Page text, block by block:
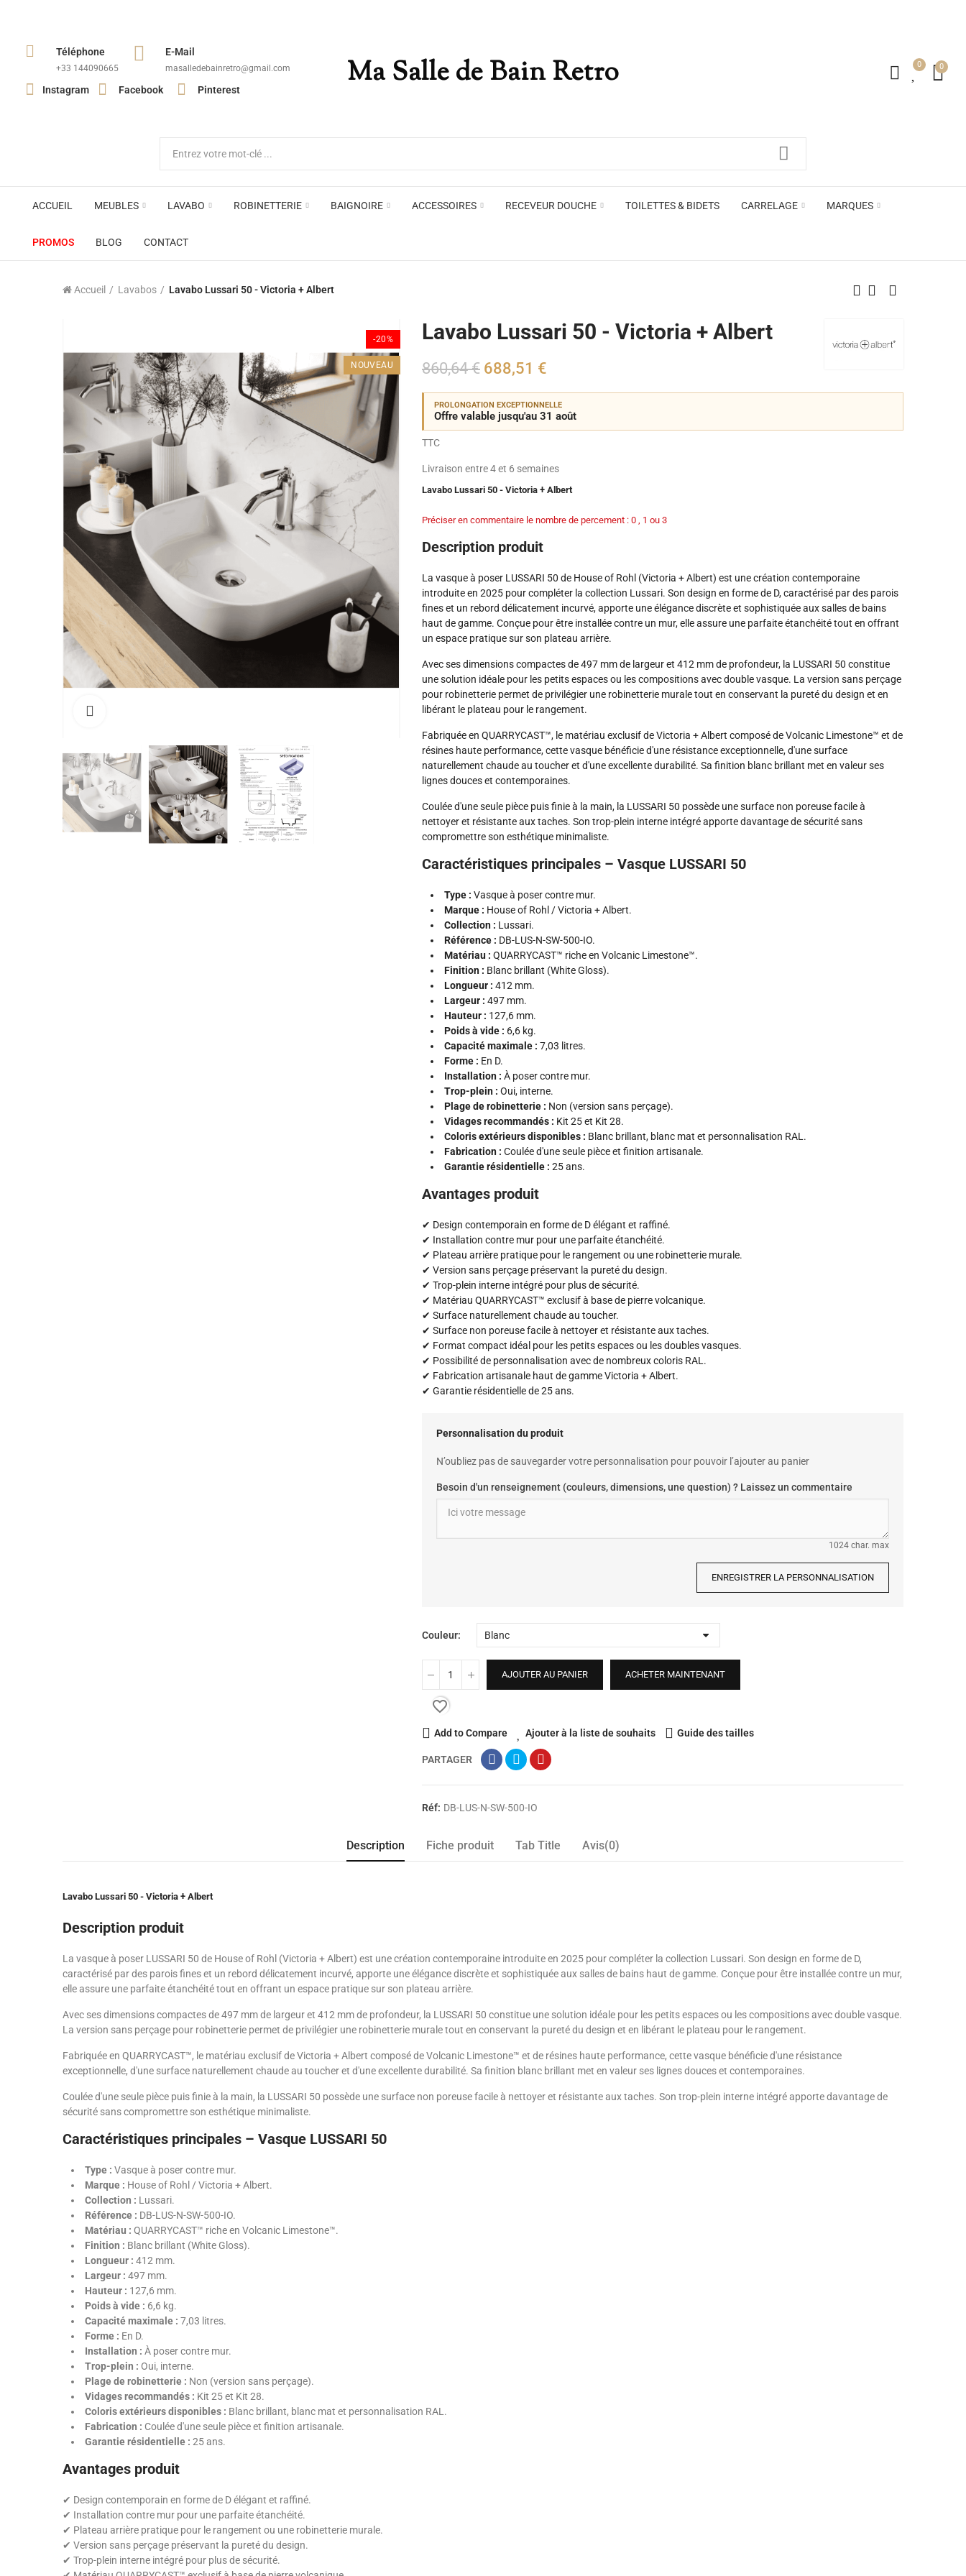
Téléphone
+33 144090665​
E-Mail
masalledebainretro@gmail.com
Instagram Facebook Pinterest Ma Salle de Bain Retro 0 0
ACCUEIL MEUBLES LAVABO ROBINETTERIE BAIGNOIRE ACCESSOIRES RECEVEUR DOUCHE TOILETTES & BIDETS CARRELAGE MARQUES
Voir toute la marque →
PROMOS BLOG CONTACT
Appliques murales Miroirs ACB
Accueil Lavabos Lavabo Lussari 50 - Victoria + Albert
-20%
NOUVEAU
Lavabo Lussari 50 - Victoria + Albert
860,64 € 688,51 €
PROLONGATION EXCEPTIONNELLE
Offre valable jusqu'au 31 août
TTC
Livraison entre 4 et 6 semaines
Lavabo Lussari 50 - Victoria + Albert
Préciser en commentaire le nombre de percement : 0 , 1 ou 3
Description produit
La vasque à poser LUSSARI 50 de House of Rohl (Victoria + Albert) est une création contemporaine
introduite en 2025 pour compléter la collection Lussari. Son design en forme de D, caractérisé par des parois
fines et un rebord délicatement incurvé, apporte une élégance discrète et sophistiquée aux salles de bains
haut de gamme. Conçue pour être installée contre un mur, elle assure une parfaite étanchéité tout en offrant
un espace pratique sur son plateau arrière.
Avec ses dimensions compactes de 497 mm de largeur et 412 mm de profondeur, la LUSSARI 50 constitue
une solution idéale pour les petits espaces ou les compositions avec double vasque. La version sans perçage
pour robinetterie permet de privilégier une robinetterie murale tout en conservant la pureté du design et en
libérant le plateau pour le rangement.
Fabriquée en QUARRYCAST™, le matériau exclusif de Victoria + Albert composé de Volcanic Limestone™ et de
résines haute performance, cette vasque bénéficie d'une résistance exceptionnelle, d'une surface
naturellement chaude au toucher et d'une excellente durabilité. Sa finition blanc brillant met en valeur ses
lignes douces et contemporaines.
Coulée d'une seule pièce puis finie à la main, la LUSSARI 50 possède une surface non poreuse facile à
nettoyer et résistante aux taches. Son trop-plein interne intégré apporte davantage de sécurité sans
compromettre son esthétique minimaliste.
Caractéristiques principales – Vasque LUSSARI 50
Type : Vasque à poser contre mur.
Marque : House of Rohl / Victoria + Albert.
Collection : Lussari.
Référence : DB-LUS-N-SW-500-IO.
Matériau : QUARRYCAST™ riche en Volcanic Limestone™.
Finition : Blanc brillant (White Gloss).
Longueur : 412 mm.
Largeur : 497 mm.
Hauteur : 127,6 mm.
Poids à vide : 6,6 kg.
Capacité maximale : 7,03 litres.
Forme : En D.
Installation : À poser contre mur.
Trop-plein : Oui, interne.
Plage de robinetterie : Non (version sans perçage).
Vidages recommandés : Kit 25 et Kit 28.
Coloris extérieurs disponibles : Blanc brillant, blanc mat et personnalisation RAL.
Fabrication : Coulée d'une seule pièce et finition artisanale.
Garantie résidentielle : 25 ans.
Avantages produit
✔ Design contemporain en forme de D élégant et raffiné.
✔ Installation contre mur pour une parfaite étanchéité.
✔ Plateau arrière pratique pour le rangement ou une robinetterie murale.
✔ Version sans perçage préservant la pureté du design.
✔ Trop-plein interne intégré pour plus de sécurité.
✔ Matériau QUARRYCAST™ exclusif à base de pierre volcanique.
✔ Surface naturellement chaude au toucher.
✔ Surface non poreuse facile à nettoyer et résistante aux taches.
✔ Format compact idéal pour les petits espaces ou les doubles vasques.
✔ Possibilité de personnalisation avec de nombreux coloris RAL.
✔ Fabrication artisanale haut de gamme Victoria + Albert.
✔ Garantie résidentielle de 25 ans.
Personnalisation du produit
N’oubliez pas de sauvegarder votre personnalisation pour pouvoir l’ajouter au panier
Besoin d'un renseignement (couleurs, dimensions, une question) ? Laissez un commentaire
1024 char. max
ENREGISTRER LA PERSONNALISATION
Couleur
AJOUTER AU PANIER ACHETER MAINTENANT
favorite_border
Add to Compare Ajouter à la liste de souhaits Guide des tailles
PARTAGER
Réf: DB-LUS-N-SW-500-IO
Description Fiche produit Tab Title Avis(0)
Lavabo Lussari 50 - Victoria + Albert
Description produit
La vasque à poser LUSSARI 50 de House of Rohl (Victoria + Albert) est une création contemporaine introduite en 2025 pour compléter la collection Lussari. Son design en forme de D,
caractérisé par des parois fines et un rebord délicatement incurvé, apporte une élégance discrète et sophistiquée aux salles de bains haut de gamme. Conçue pour être installée contre un mur,
elle assure une parfaite étanchéité tout en offrant un espace pratique sur son plateau arrière.
Avec ses dimensions compactes de 497 mm de largeur et 412 mm de profondeur, la LUSSARI 50 constitue une solution idéale pour les petits espaces ou les compositions avec double vasque.
La version sans perçage pour robinetterie permet de privilégier une robinetterie murale tout en conservant la pureté du design et en libérant le plateau pour le rangement.
Fabriquée en QUARRYCAST™, le matériau exclusif de Victoria + Albert composé de Volcanic Limestone™ et de résines haute performance, cette vasque bénéficie d'une résistance
exceptionnelle, d'une surface naturellement chaude au toucher et d'une excellente durabilité. Sa finition blanc brillant met en valeur ses lignes douces et contemporaines.
Coulée d'une seule pièce puis finie à la main, la LUSSARI 50 possède une surface non poreuse facile à nettoyer et résistante aux taches. Son trop-plein interne intégré apporte davantage de
sécurité sans compromettre son esthétique minimaliste.
Caractéristiques principales – Vasque LUSSARI 50
Type : Vasque à poser contre mur.
Marque : House of Rohl / Victoria + Albert.
Collection : Lussari.
Référence : DB-LUS-N-SW-500-IO.
Matériau : QUARRYCAST™ riche en Volcanic Limestone™.
Finition : Blanc brillant (White Gloss).
Longueur : 412 mm.
Largeur : 497 mm.
Hauteur : 127,6 mm.
Poids à vide : 6,6 kg.
Capacité maximale : 7,03 litres.
Forme : En D.
Installation : À poser contre mur.
Trop-plein : Oui, interne.
Plage de robinetterie : Non (version sans perçage).
Vidages recommandés : Kit 25 et Kit 28.
Coloris extérieurs disponibles : Blanc brillant, blanc mat et personnalisation RAL.
Fabrication : Coulée d'une seule pièce et finition artisanale.
Garantie résidentielle : 25 ans.
Avantages produit
✔ Design contemporain en forme de D élégant et raffiné.
✔ Installation contre mur pour une parfaite étanchéité.
✔ Plateau arrière pratique pour le rangement ou une robinetterie murale.
✔ Version sans perçage préservant la pureté du design.
✔ Trop-plein interne intégré pour plus de sécurité.